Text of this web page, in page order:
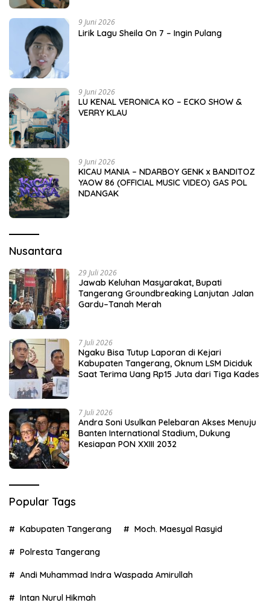
9 Juni 2026
Lirik Lagu Sheila On 7 – Ingin Pulang
9 Juni 2026
LU KENAL VERONICA KO – ECKO SHOW &
VERRY KLAU
9 Juni 2026
KICAU MANIA – NDARBOY GENK x BANDITOZ
YAOW 86 (OFFICIAL MUSIC VIDEO) GAS POL
NDANGAK
Nusantara
29 Juli 2026
Jawab Keluhan Masyarakat, Bupati
Tangerang Groundbreaking Lanjutan Jalan
Gardu–Tanah Merah
7 Juli 2026
Ngaku Bisa Tutup Laporan di Kejari
Kabupaten Tangerang, Oknum LSM Diciduk
Saat Terima Uang Rp15 Juta dari Tiga Kades
7 Juli 2026
Andra Soni Usulkan Pelebaran Akses Menuju
Banten International Stadium, Dukung
Kesiapan PON XXIII 2032
Popular Tags
Kabupaten Tangerang Moch. Maesyal Rasyid
Polresta Tangerang
Andi Muhammad Indra Waspada Amirullah
Intan Nurul Hikmah